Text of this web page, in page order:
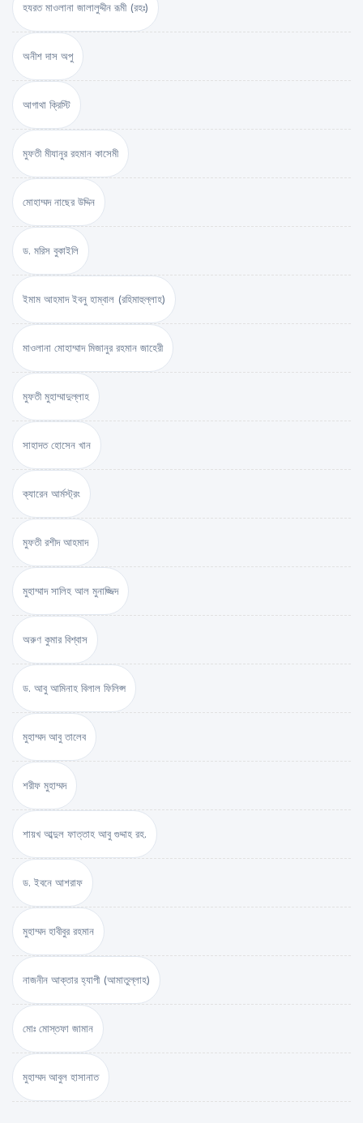
হযরত মাওলানা জালালুদ্দীন রূমী (রহঃ)
অনীশ দাস অপু
আগাথা ক্রিস্টি
মুফতী মীযানুর রহমান কাসেমী
মোহাম্মদ নাছের উদ্দিন
ড. মরিস বুকাইলি
ইমাম আহমাদ ইবনু হাম্বাল (রহিমাহুল্লাহ)
মাওলানা মোহাম্মাদ মিজানুর রহমান জাহেরী
মুফতী মুহাম্মাদুল্লাহ
সাহাদত হোসেন খান
ক্যারেন আর্মস্ট্রং
মুফতী রশীদ আহমাদ
মুহাম্মাদ সালিহ আল মুনাজ্জিদ
অরুণ কুমার বিশ্বাস
ড. আবু আমিনাহ বিলাল ফিলিপ্স
মুহাম্মদ আবু তালেব
শরীফ মুহাম্মদ
শায়খ আব্দুল ফাত্তাহ আবু গুদ্দাহ রহ.
ড. ইবনে আশরাফ
মুহাম্মদ হাবীবুর রহমান
নাজনীন আক্তার হ্যাপী (আমাতুল্লাহ)
মোঃ মোস্তফা জামান
মুহাম্মদ আবুল হাসানাত